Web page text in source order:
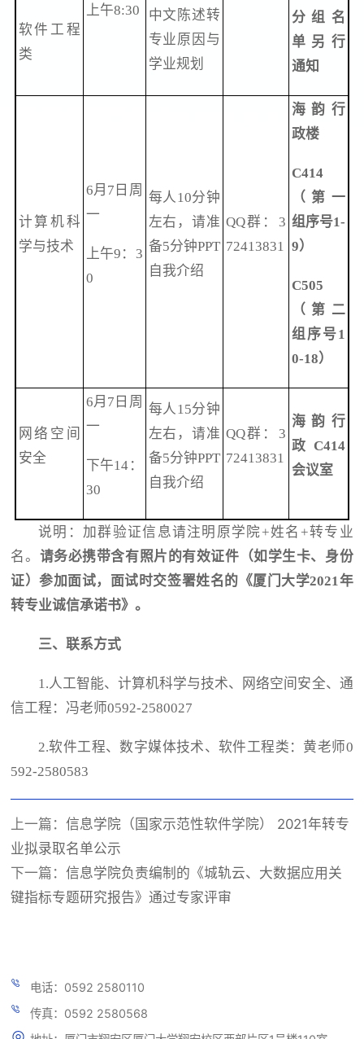
软件工程
类
上午8:30
中文陈述转
专业原因与
学业规划
分组名
单另行
通知
计算机科
学与技术
6月7日周
一
上午9：3
0
每人10分钟
左右，请准
备5分钟PPT
自我介绍
QQ群：3
72413831
海韵行
政楼
C414
（第一
组序号1-
9）
C505
（第二
组序号1
0-18）
网络空间
安全
6月7日周
一
下午14：
30
每人15分钟
左右，请准
备5分钟PPT
自我介绍
QQ群：3
72413831
海韵行
政C414
会议室
说明：加群验证信息请注明原学院+姓名+转专业
名。 请务必携带含有照片的有效证件（如学生卡、身份
证）参加面试，面试时交签署姓名的《厦门大学2021年
转专业诚信承诺书》。
三、联系方式
1.人工智能、计算机科学与技术、网络空间安全、通
信工程：冯老师0592-2580027
2.软件工程、数字媒体技术、软件工程类：黄老师0
592-2580583
上一篇：信息学院（国家示范性软件学院） 2021年转专
业拟录取名单公示
下一篇：信息学院负责编制的《城轨云、大数据应用关
键指标专题研究报告》通过专家评审
电话：0592 2580110
传真：0592 2580568